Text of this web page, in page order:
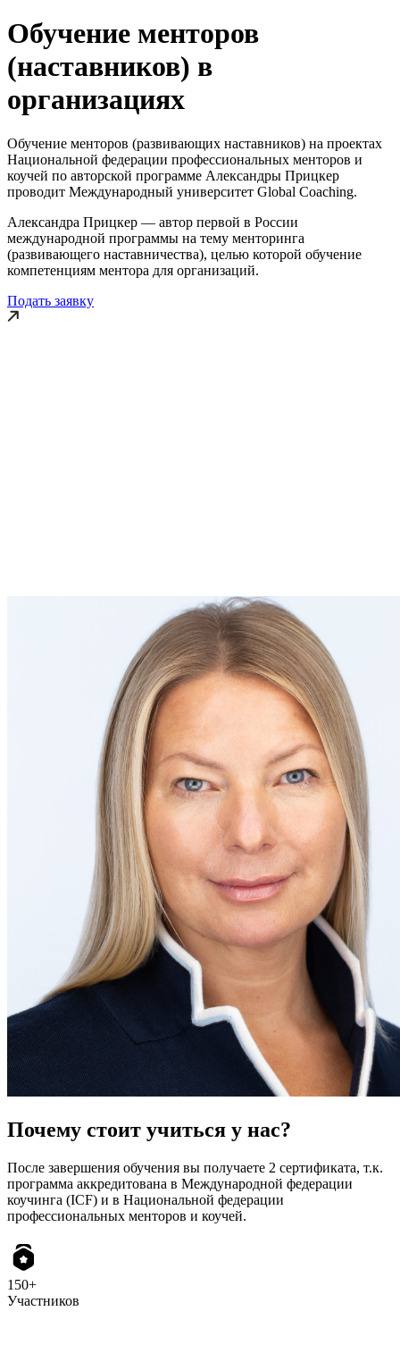
Обучение менторов
(наставников) в
организациях
Обучение менторов (развивающих наставников) на проектах
Национальной федерации профессиональных менторов и
коучей по авторской программе Александры Прицкер
проводит Международный университет Global Coaching.
Александра Прицкер — автор первой в России
международной программы на тему менторинга
(развивающего наставничества), целью которой обучение
компетенциям ментора для организаций.
Подать заявку
Почему стоит учиться у нас?
После завершения обучения вы получаете 2 сертификата, т.к.
программа аккредитована в Международной федерации
коучинга (ICF) и в Национальной федерации
профессиональных менторов и коучей.
150+
Участников